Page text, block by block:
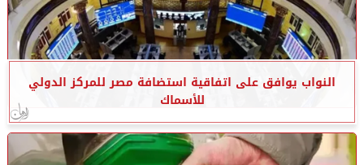
النواب يوافق على اتفاقية استضافة مصر للمركز الدولي
للأسماك